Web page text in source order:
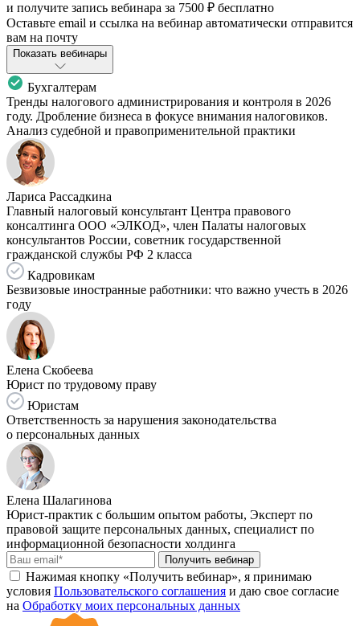
и получите запись вебинара за 7500 ₽ бесплатно
Оставьте email и ссылка на вебинар автоматически отправится
вам на почту
Показать вебинары
Бухгалтерам
Тренды налогового администрирования и контроля в 2026
году. Дробление бизнеса в фокусе внимания налоговиков.
Анализ судебной и правоприменительной практики
Лариса Рассадкина
Главный налоговый консультант Центра правового
консалтинга ООО «ЭЛКОД», член Палаты налоговых
консультантов России, советник государственной
гражданской службы РФ 2 класса
Кадровикам
Безвизовые иностранные работники: что важно учесть в 2026
году
Елена Скобеева
Юрист по трудовому праву
Юристам
Ответственность за нарушения законодательства
о персональных данных
Елена Шалагинова
Юрист-практик с большим опытом работы, Эксперт по
правовой защите персональных данных, специалист по
информационной безопасности холдинга
Получить вебинар
Нажимая кнопку «Получить вебинар», я принимаю
условия Пользовательского соглашения и даю свое согласие
на Обработку моих персональных данных